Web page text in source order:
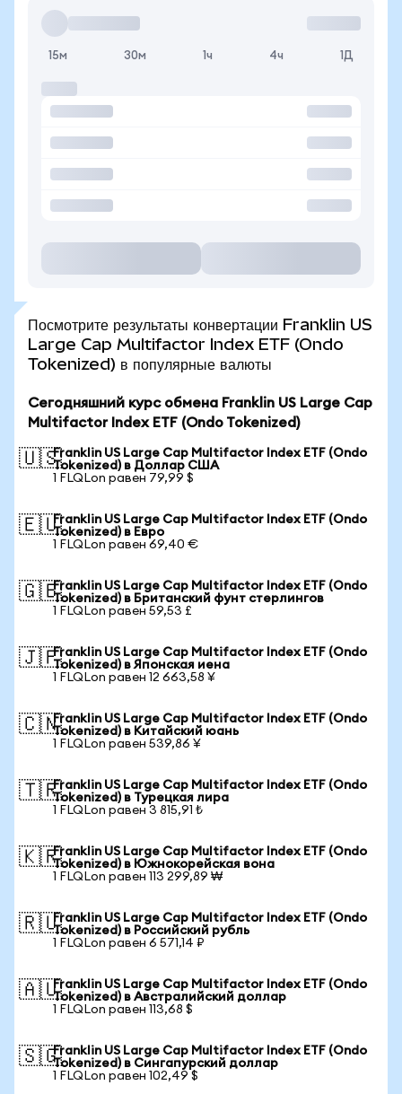
15м 30м 1ч 4ч 1Д
Посмотрите результаты конвертации Franklin US
Large Cap Multifactor Index ETF (Ondo
Tokenized) в популярные валюты
Сегодняшний курс обмена Franklin US Large Cap
Multifactor Index ETF (Ondo Tokenized)
🇺🇸Franklin US Large Cap Multifactor Index ETF (Ondo
Tokenized) в Доллар США
1 FLQLon равен 79,99 $
🇪🇺Franklin US Large Cap Multifactor Index ETF (Ondo
Tokenized) в Евро
1 FLQLon равен 69,40 €
🇬🇧Franklin US Large Cap Multifactor Index ETF (Ondo
Tokenized) в Британский фунт стерлингов
1 FLQLon равен 59,53 £
🇯🇵Franklin US Large Cap Multifactor Index ETF (Ondo
Tokenized) в Японская иена
1 FLQLon равен 12 663,58 ¥
🇨🇳Franklin US Large Cap Multifactor Index ETF (Ondo
Tokenized) в Китайский юань
1 FLQLon равен 539,86 ¥
🇹🇷Franklin US Large Cap Multifactor Index ETF (Ondo
Tokenized) в Турецкая лира
1 FLQLon равен 3 815,91 ₺
🇰🇷Franklin US Large Cap Multifactor Index ETF (Ondo
Tokenized) в Южнокорейская вона
1 FLQLon равен 113 299,89 ₩
🇷🇺Franklin US Large Cap Multifactor Index ETF (Ondo
Tokenized) в Российский рубль
1 FLQLon равен 6 571,14 ₽
🇦🇺Franklin US Large Cap Multifactor Index ETF (Ondo
Tokenized) в Австралийский доллар
1 FLQLon равен 113,68 $
🇸🇬Franklin US Large Cap Multifactor Index ETF (Ondo
Tokenized) в Сингапурский доллар
1 FLQLon равен 102,49 $